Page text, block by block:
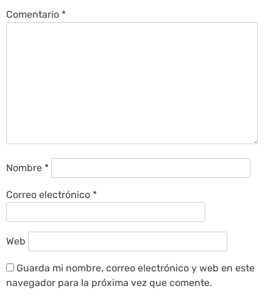
Comentario *
Nombre *
Correo electrónico *
Web
Guarda mi nombre, correo electrónico y web en este
navegador para la próxima vez que comente.